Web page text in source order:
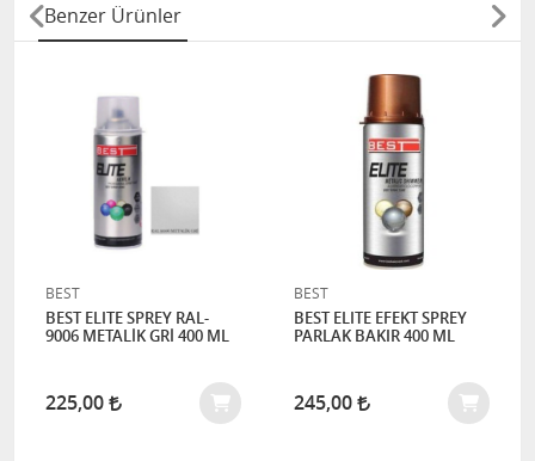
Benzer Ürünler
BEST
BEST ELITE SPREY RAL-
9006 METALİK GRİ 400 ML
225,00
BEST
BEST ELITE EFEKT SPREY
PARLAK BAKIR 400 ML
245,00